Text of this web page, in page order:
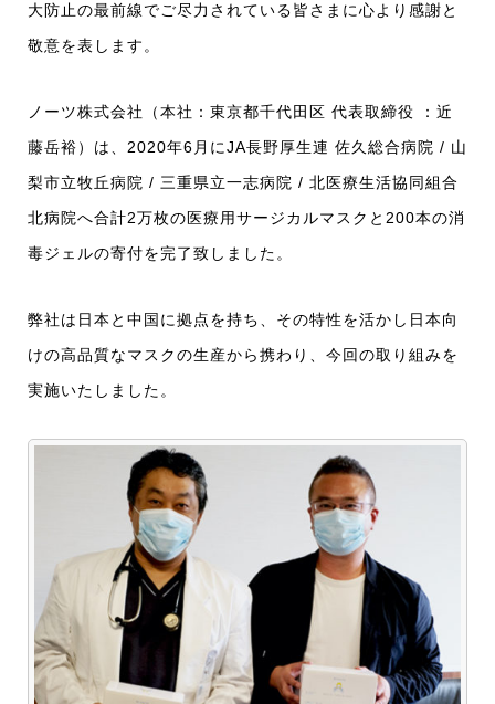
大防止の最前線でご尽力されている皆さまに心より感謝と
敬意を表します。
ノーツ株式会社（本社：東京都千代田区 代表取締役 ：近
藤岳裕）は、2020年6月にJA長野厚生連 佐久総合病院 / 山
梨市立牧丘病院 / 三重県立一志病院 / 北医療生活協同組合
北病院へ合計2万枚の医療用サージカルマスクと200本の消
毒ジェルの寄付を完了致しました。
弊社は日本と中国に拠点を持ち、その特性を活かし日本向
けの高品質なマスクの生産から携わり、今回の取り組みを
実施いたしました。